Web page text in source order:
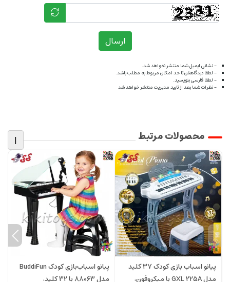
ارسال
- نشانی ایمیل شما منتشر نخواهد شد.
- لطفا دیدگاهتان تا حد امکان مربوط به مطلب باشد.
- لطفا فارسی بنویسید.
- نظرات شما بعد از تایید مدیریت منتشر خواهد شد
محصولات مرتبط |
پیانو اسباب بازی کودک 37 کلید
مدل GXL 225A با میکروفون،
پیانو اسباب‌بازی کودک BuddiFun
مدل 88063 با 32 کلید،